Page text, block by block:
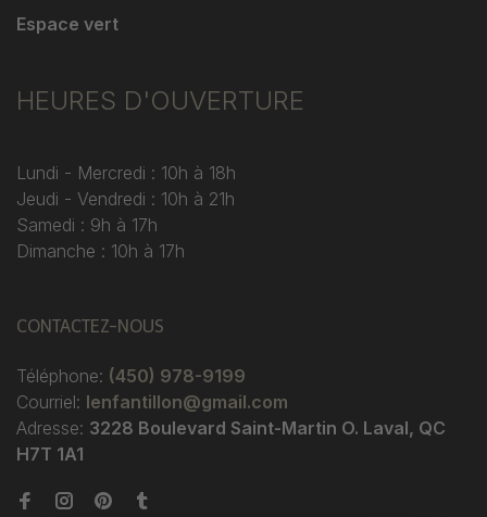
Espace vert
HEURES D'OUVERTURE
Lundi - Mercredi : 10h à 18h
Jeudi - Vendredi : 10h à 21h
Samedi : 9h à 17h
Dimanche : 10h à 17h
CONTACTEZ-NOUS
Téléphone: (450) 978-9199
Courriel: lenfantillon@gmail.com
Adresse: 3228 Boulevard Saint-Martin O. Laval, QC
H7T 1A1